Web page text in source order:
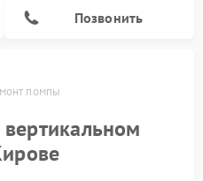
Позвонить
помпы